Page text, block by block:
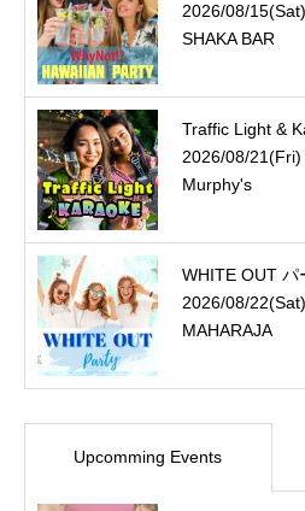
2026/08/
SHAKA BAR
Traffic Light &
2026/08/21(Fri)
Murphy's
WHITE OUT パ
2026/08/
MAHARAJA
Upcomming Events